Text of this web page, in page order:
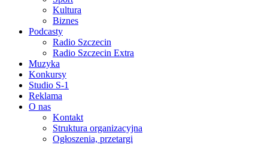
Kultura
Biznes
Podcasty
Radio Szczecin
Radio Szczecin Extra
Muzyka
Konkursy
Studio S-1
Reklama
O nas
Kontakt
Struktura organizacyjna
Ogłoszenia, przetargi